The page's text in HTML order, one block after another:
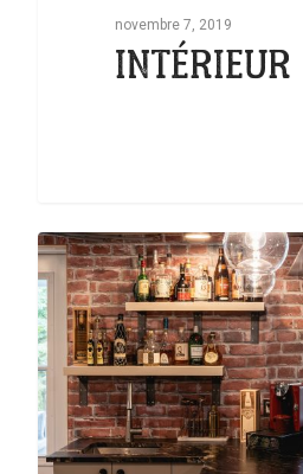
novembre 7, 2019
INTÉRIEUR
0